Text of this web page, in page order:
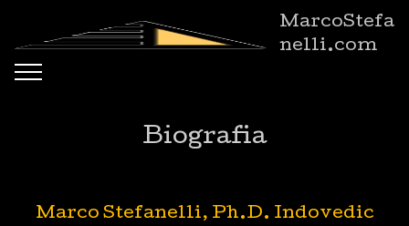
MarcoStefa
nelli.com
Biografia
Marco Stefanelli, Ph.D. Indovedic